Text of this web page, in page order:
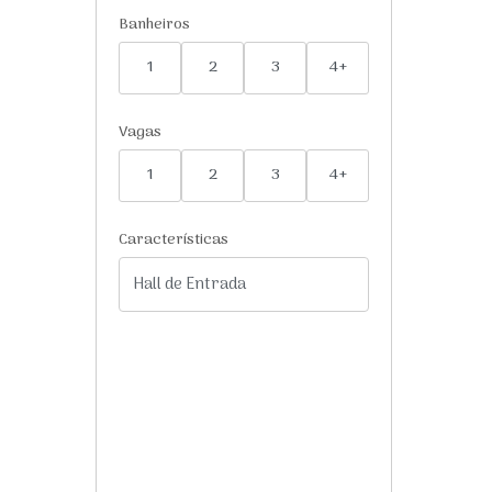
Banheiros
1
2 3 4+
Vagas
1
2 3 4+
Características